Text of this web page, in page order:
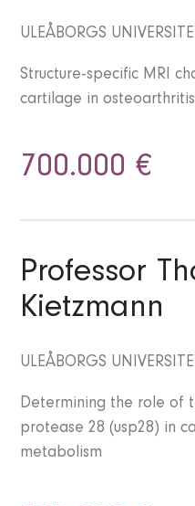
ULEÅBORGS
Structure-specific MRI
cartilage in osteoarthritis
700.000 €
Professor
Kietzmann
ULEÅBORGS
Determining the role of
protease 28 (usp28) in
metabolism